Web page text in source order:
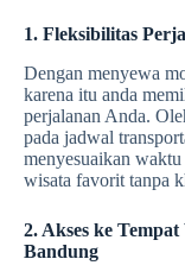
1. Fleksibilitas
Dengan menyewa
karena itu anda
perjalanan Anda.
pada jadwal
menyesuaikan
wisata favorit tanpa
2. Akses ke
Bandung